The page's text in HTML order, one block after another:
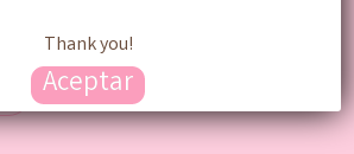
Thank you!
Aceptar